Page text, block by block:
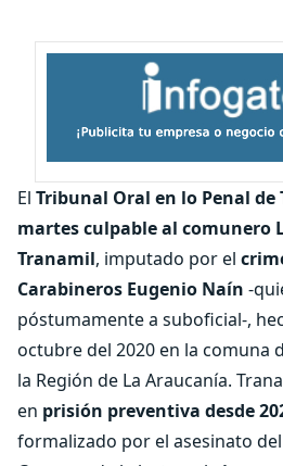
El Tribunal Oral en lo Penal de
martes culpable al comunero
Tranamil, imputado por el
Carabineros Eugenio Naín -
póstumamente a suboficial-,
octubre del 2020 en la comuna
la Región de La Araucanía.
en prisión preventiva desde
formalizado por el asesinato